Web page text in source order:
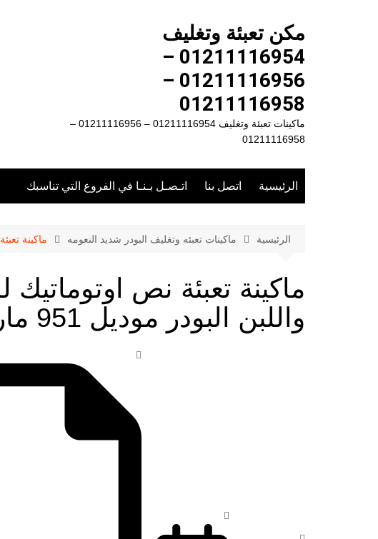
مكن تعبئة وتغليف
01211116954 –
01211116956 –
01211116958
ماكينات تعبئة وتغليف 01211116954 – 01211116956 –
01211116958
الرئيسية اتصل بنا اتـصـل بـنـا في الفروع التي تناسبك
الرئيسية ماكينات تعبئه وتغليف البودر شديد النعومه ماكينة تعبئة
ماكينة تعبئة نص اوتوماتيك
واللبن البودر موديل 951 ماركة المهندس منسى